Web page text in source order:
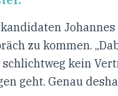
zu kommen.
schlichtweg kein
geht. Genau